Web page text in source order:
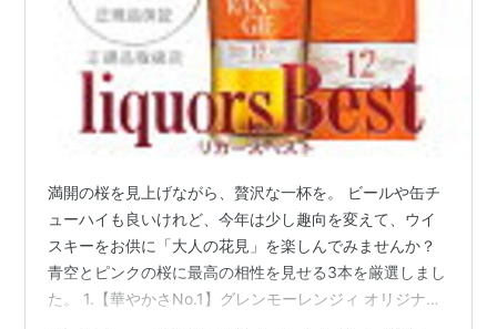
満開の桜を見上げながら、贅沢な一杯を。 ビールや缶チ
ューハイも良いけれど、今年は少し趣向を変えて、ウイ
スキーをお供に「大人の花見」を楽しんでみませんか？
青空とピンクの桜に最高の相性を見せる3本を厳選しまし
た。 1.【華やかさNo.1】グレンモーレンジィ オリジナル